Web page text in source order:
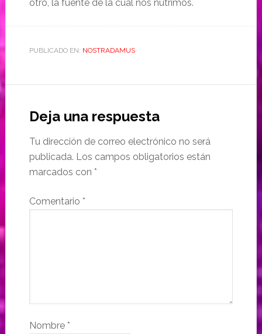
otro, la fuente de la cual nos nutrimos.
PUBLICADO EN: NOSTRADAMUS
Deja una respuesta
Tu dirección de correo electrónico no será
publicada. Los campos obligatorios están
marcados con *
Comentario *
Nombre *